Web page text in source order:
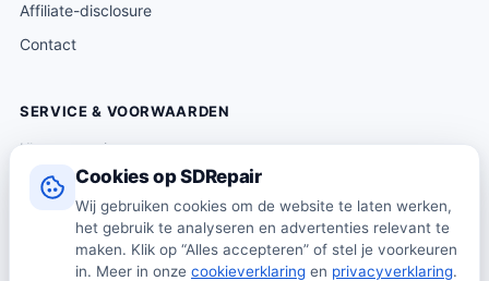
Cookies op SDRepair
Wij gebruiken cookies om de website te laten werken,
het gebruik te analyseren en advertenties relevant te
maken. Klik op “Alles accepteren” of stel je voorkeuren
in. Meer in onze cookieverklaring en privacyverklaring.
Affiliate-disclosure
Contact
SERVICE & VOORWAARDEN
Klantenservice
Verzending & levering
Retourneren
Algemene voorwaarden